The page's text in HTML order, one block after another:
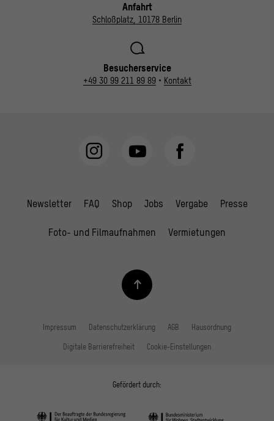
Anfahrt
Schloßplatz, 10178 Berlin
Besucherservice
+49 30 99 211 89 89• Kontakt
Newsletter FAQ Shop Jobs Vergabe Presse
Foto- und Filmaufnahmen Vermietungen
Impressum Datenschutzerklärung AGB Hausordnung
Digitale Barrierefreiheit Cookie-Einstellungen
Gefördert durch: